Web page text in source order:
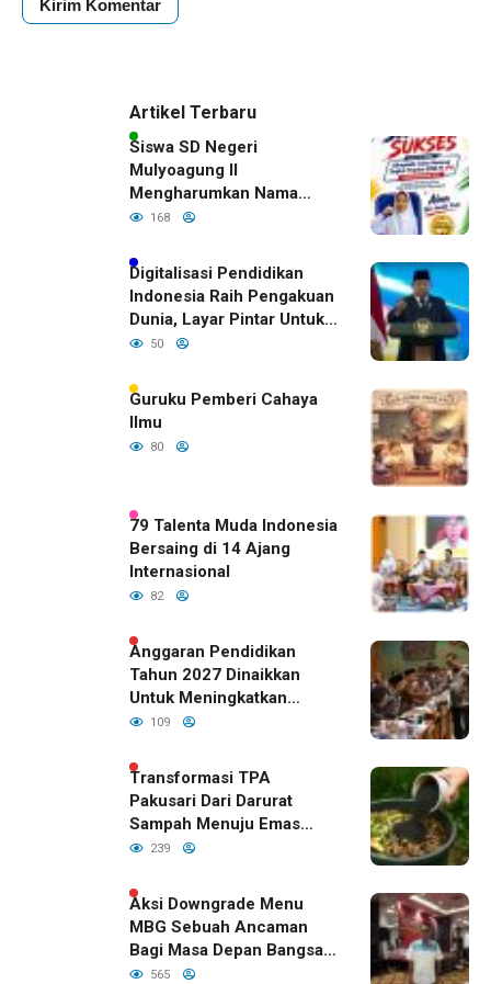
Artikel Terbaru
Siswa SD Negeri
Mulyoagung II
Mengharumkan Nama
Bojonegoro Dengan
168
Digitalisasi Pendidikan
Indonesia Raih Pengakuan
Dunia, Layar Pintar Untuk
Semua Siswa
50
Guruku Pemberi Cahaya
Ilmu
80
79 Talenta Muda Indonesia
Bersaing di 14 Ajang
Internasional
82
Anggaran Pendidikan
Tahun 2027 Dinaikkan
Untuk Meningkatkan
Kualitas Anak Bangsa,
RI
109
Transformasi TPA
Pakusari Dari Darurat
Sampah Menuju Emas
Hijau di Era Kepemimpinan
239
Aksi Downgrade Menu
MBG Sebuah Ancaman
Bagi Masa Depan Bangsa
Indonesia
565